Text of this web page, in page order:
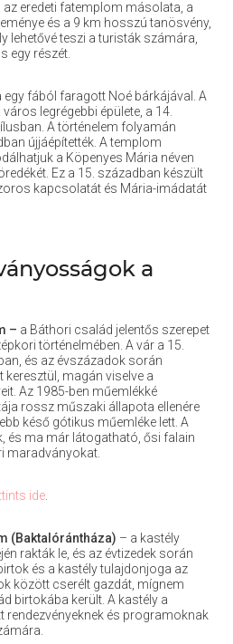
eredeti fatemplom másolata, a
és a 9 km hosszú tanösvény,
lehetővé teszi a turisták számára,
egy részét.
egy fából faragott Noé bárkájával. A
legrégebbi épülete, a 14.
A történelem folyamán
újjáépítették. A templom
a Köpenyes Mária néven
Ez a 15. században készült
kapcsolatát és Mária-imádatát
a
– a Báthori család jelentős szerepet
történelmében. A vár a 15.
és az évszázadok során
magán viselve a
Az 1985-ben műemlékké
rossz műszaki állapota ellenére
késő gótikus műemléke lett. A
és ma már látogatható, ősi falain
maradványokat.
ide.
(Baktalórántháza) – a kastély
rakták le, és az évtizedek során
és a kastély tulajdonjoga az
között cserélt gazdát, mígnem
birtokába került. A kastély a
rendezvényeknek és programoknak